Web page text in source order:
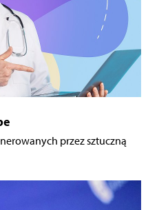
przez sztuczną